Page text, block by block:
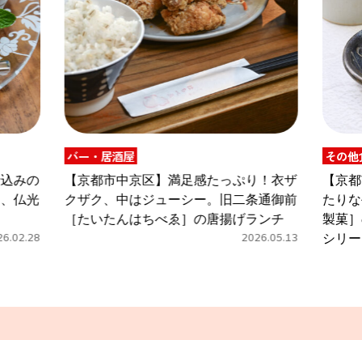
感たっぷり！衣ザ
ー。旧二条通御前
の唐揚げランチ
【京都市下京区】「おうちバル」に
たりな手土産。京都タワーサンド［
製菓］のサクサクおつまみ「居酒屋